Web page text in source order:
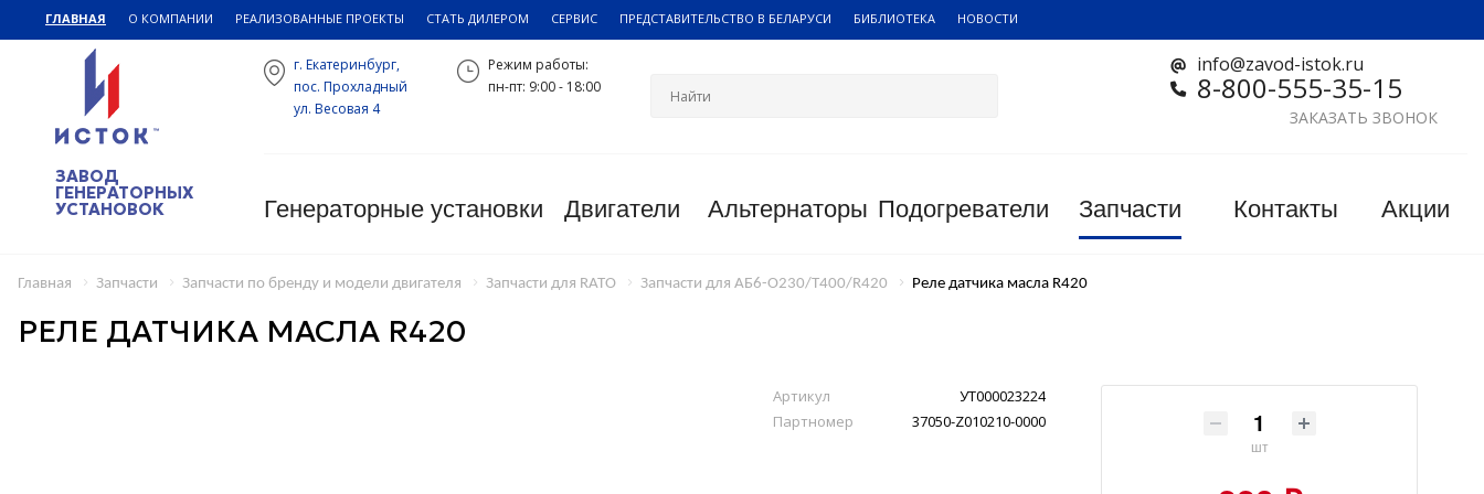
ГЛАВНАЯ О КОМПАНИИ РЕАЛИЗОВАННЫЕ ПРОЕКТЫ СТАТЬ ДИЛЕРОМ СЕРВИС ПРЕДСТАВИТЕЛЬСТВО В БЕЛАРУСИ БИБЛИОТЕКА НОВОСТИ
ЗАВОД
ГЕНЕРАТОРНЫХ
УСТАНОВОК
info@zavod-istok.ru
8-800-555-35-15
ЗАКАЗАТЬ ЗВОНОК
г. Екатеринбург,
пос. Прохладный
ул. Весовая 4
Режим работы:
пн-пт: 9:00 - 18:00
Генераторные установки Двигатели Альтернаторы Подогреватели Запчасти Контакты Акции
Главная Запчасти Запчасти по бренду и модели двигателя Запчасти для RATO Запчасти для АБ6-О230/Т400/R420 Реле датчика масла R420
РЕЛЕ ДАТЧИКА МАСЛА R420
Артикул
УТ000023224
Партномер
37050-Z010210-0000
шт